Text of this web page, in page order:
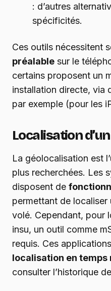
: d’autres
spécificités.
Ces outils nécessitent
préalable sur le
certains proposent un
installation directe, via
par exemple (pour les
Localisation
La géolocalisation est
plus recherchées. Les
disposent de
permettant de
volé. Cependant, pour
insu, un outil comme
requis. Ces
localisation en temps
consulter l’historique